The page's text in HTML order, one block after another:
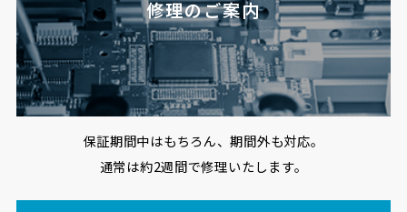
修理のご案内
保証期間中はもちろん、期間外も対応。
通常は約2週間で修理いたします。